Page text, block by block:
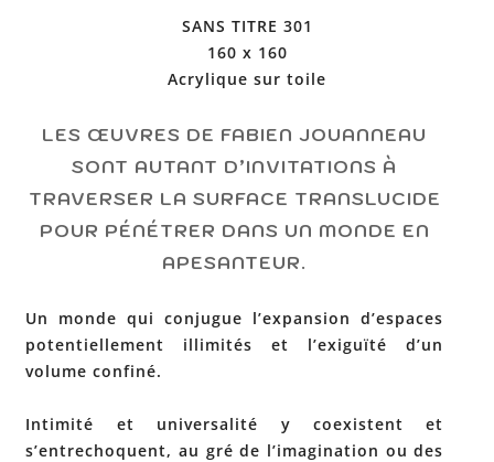
SANS TITRE 301
160 x 160
Acrylique sur toile
LES ŒUVRES DE FABIEN JOUANNEAU
SONT AUTANT D’INVITATIONS À
TRAVERSER LA SURFACE TRANSLUCIDE
POUR PÉNÉTRER DANS UN MONDE EN
APESANTEUR.
Un monde qui conjugue l’expansion d’espaces
potentiellement illimités et l’exiguïté d’un
volume confiné.
Intimité et universalité y coexistent et
s’entrechoquent, au gré de l’imagination ou des